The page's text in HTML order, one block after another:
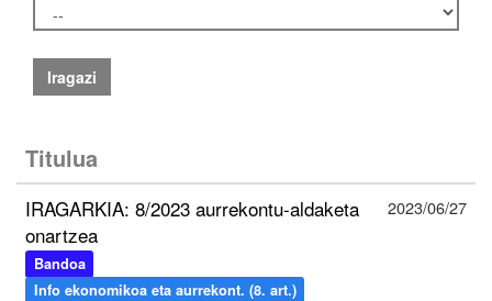
Iragazi
Titulua
IRAGARKIA: 8/2023 aurrekontu-aldaketa
onartzea
Bandoa
Info ekonomikoa eta aurrekont. (8. art.)
2023/06/27